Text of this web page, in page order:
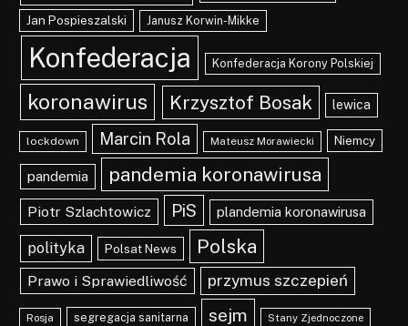
Jan Pospieszalski Janusz Korwin-Mikke
Konfederacja Konfederacja Korony Polskiej
koronawirus Krzysztof Bosak lewica
lockdown Marcin Rola Mateusz Morawiecki Niemcy
pandemia pandemia koronawirusa
Piotr Szlachtowicz PiS plandemia koronawirusa
polityka Polsat News Polska
Prawo i Sprawiedliwość przymus szczepień
Rosja segregacja sanitarna sejm Stany Zjednoczone